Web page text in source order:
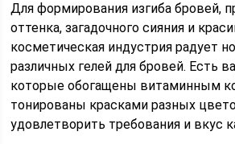
Для формирования изгиба бровей,
оттенка, загадочного сияния и
косметическая индустрия радует
различных гелей для бровей. Есть
которые обогащены витаминным
тонированы красками разных
удовлетворить требования и